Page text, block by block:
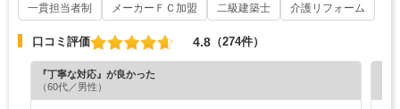
一貫担当者制
メーカーＦＣ加盟 二級建築士 介護リフォーム
口コミ評価 4.8 （274件）
『丁寧な対応』が良かった
（60代／男性）